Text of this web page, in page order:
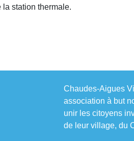
la station thermale.
Chaudes-Aigues
association à but
unir les citoyens
de leur village, du